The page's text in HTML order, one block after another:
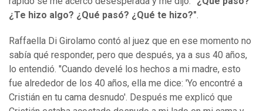
¿Te hizo algo? ¿Qué pasó? ¿Qué te hizo?".
Raffaella Di Girolamo contó al juez que en ese momento no
sabía qué responder, pero que después, ya a sus 40 años,
lo entendió. "Cuando develé los hechos a mi madre, esto
fue alrededor de los 40 años, ella me dice: 'Yo encontré a
Cristián en tu cama desnudo'. Después me explicó que